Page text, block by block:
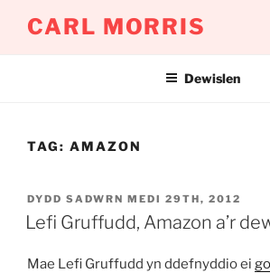
CARL MORRIS
Dewislen
TAG: AMAZON
COFNODWYD
AR
DYDD SADWRN MEDI 29TH, 2012
Lefi Gruffudd, Amazon a’r
Mae Lefi Gruffudd yn ddefnyddio ei